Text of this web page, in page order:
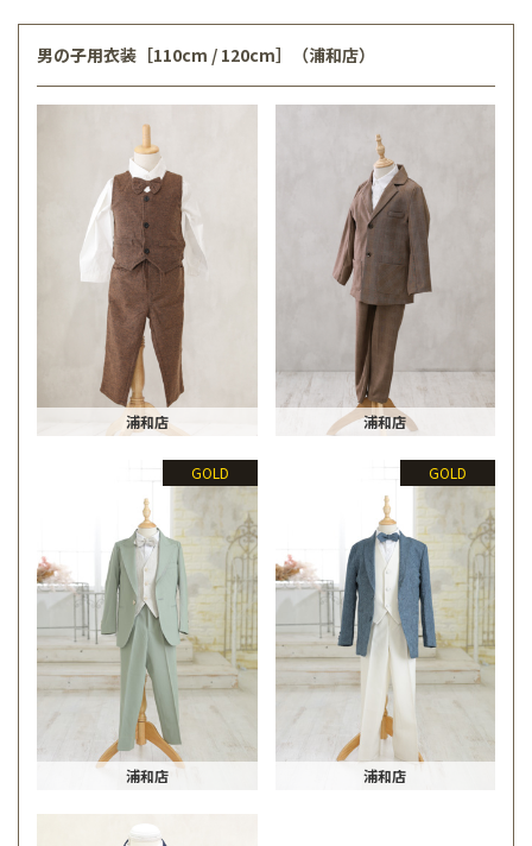
男の子用衣装［110cm / 120cm］（浦和店）
浦和店 浦和店
GOLD
浦和店
GOLD
浦和店